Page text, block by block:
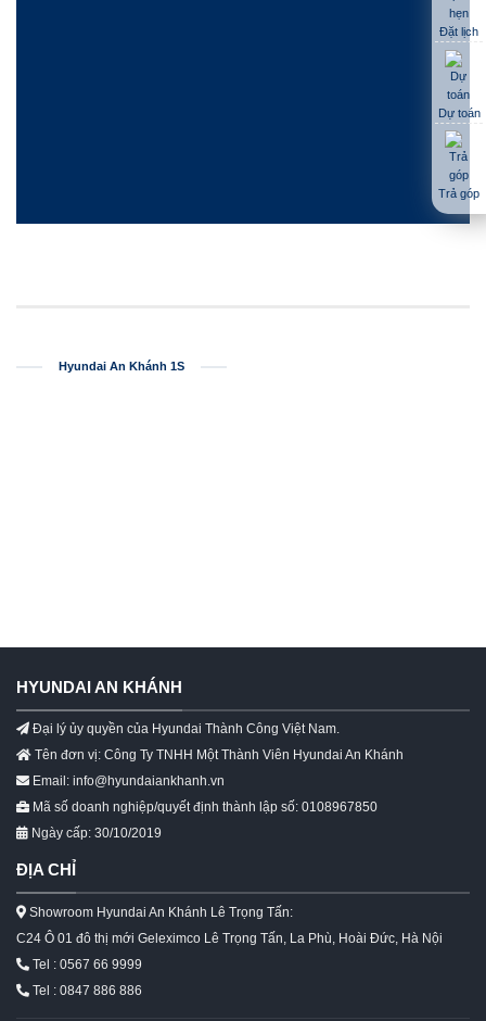
Hyundai An Khánh 1S
HYUNDAI AN KHÁNH
Đại lý ủy quyền của Hyundai Thành Công Việt Nam.
Tên đơn vị: Công Ty TNHH Một Thành Viên Hyundai An Khánh
Email: info@hyundaiankhanh.vn
Mã số doanh nghiệp/quyết định thành lập số: 0108967850
Ngày cấp: 30/10/2019
ĐỊA CHỈ
Showroom Hyundai An Khánh Lê Trọng Tấn:
C24 Ô 01 đô thị mới Geleximco Lê Trọng Tấn, La Phù, Hoài Đức, Hà Nội
Tel : 0567 66 9999
Tel : 0847 886 886
Đặt lịch
Dự toán
Trả góp